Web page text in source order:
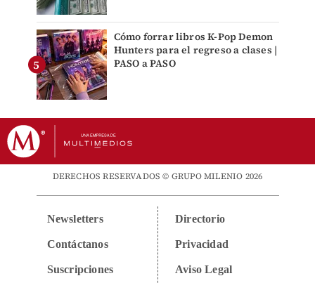
Cómo forrar libros K-Pop Demon
Hunters para el regreso a clases |
PASO a PASO
DERECHOS RESERVADOS © GRUPO MILENIO 2026
Newsletters
Contáctanos
Suscripciones
Directorio
Privacidad
Aviso Legal